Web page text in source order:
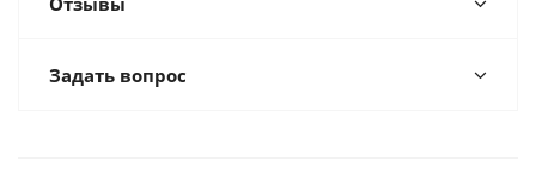
Задать вопрос